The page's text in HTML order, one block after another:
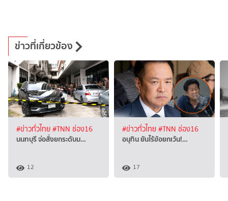
ข่าวที่เกี่ยวข้อง
#ข่าวทั่วไทย#TNN ช่อง16
นนทบุรี จ่อสั่งยกระดับม…
12
#ข่าวทั่วไทย#TNN ช่อง16
อนุทิน ยันไร้ข้อยกเว้น!…
17